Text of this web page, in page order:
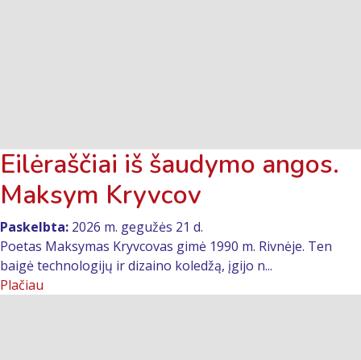
Eilėraščiai iš šaudymo angos.
Maksym Kryvcov
Paskelbta: 2026 m. gegužės 21 d.
Poetas Maksymas Kryvcovas gimė 1990 m. Rivnėje. Ten
baigė technologijų ir dizaino koledžą, įgijo n...
Plačiau